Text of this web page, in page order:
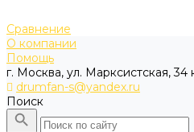
Сравнение
О компании
Помощь
г. Москва, ул. Марксистская, 34
drumfan-s@yandex.ru
Поиск